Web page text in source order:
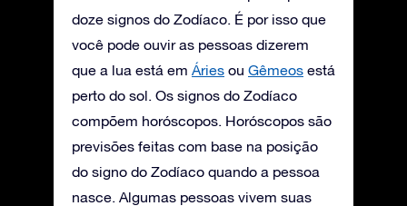
doze signos do Zodíaco. É por isso que
você pode ouvir as pessoas dizerem
que a lua está em Áries ou Gêmeos está
perto do sol. Os signos do Zodíaco
compõem horóscopos. Horóscopos são
previsões feitas com base na posição
do signo do Zodíaco quando a pessoa
nasce. Algumas pessoas vivem suas